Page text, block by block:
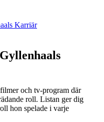
Karriär
och tv-program där
roll. Listan ger dig
hon spelade i varje